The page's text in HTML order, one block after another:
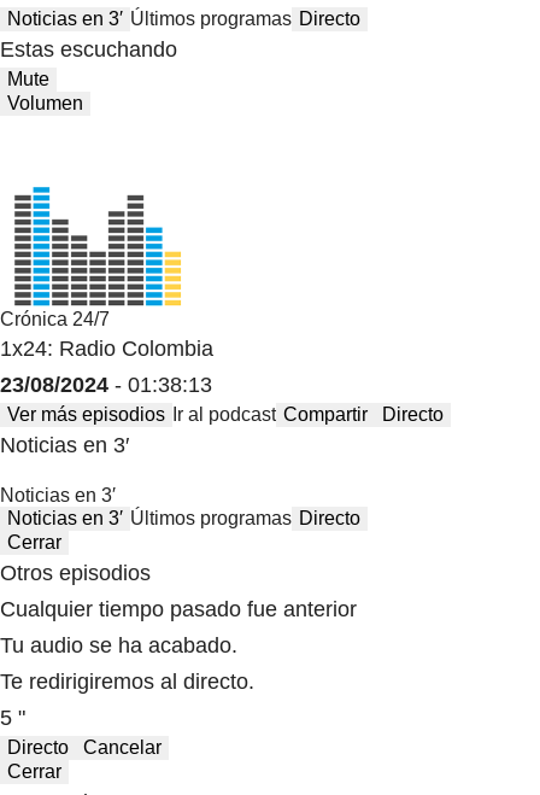
Noticias en 3′ Últimos programas Directo
Estas escuchando
Mute
Volumen
Crónica 24/7
1x24: Radio Colombia
23/08/2024 - 01:38:13
Ver más episodios Ir al podcast Compartir Directo
Noticias en 3′
Noticias en 3′
Noticias en 3′ Últimos programas Directo
Cerrar
Otros episodios
Cualquier tiempo pasado fue anterior
Tu audio se ha acabado.
Te redirigiremos al directo.
5 "
Directo
Cancelar
Cerrar